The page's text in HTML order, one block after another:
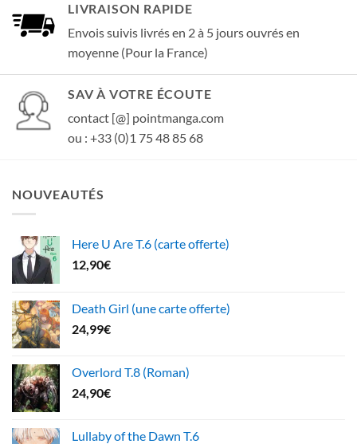
LIVRAISON RAPIDE
Envois suivis livrés en 2 à 5 jours ouvrés en
moyenne (Pour la France)
SAV À VOTRE ÉCOUTE
contact [@] pointmanga.com
ou : +33 (0)1 75 48 85 68
NOUVEAUTÉS
Here U Are T.6 (carte offerte)
12,90€
Death Girl (une carte offerte)
24,99€
Overlord T.8 (Roman)
24,90€
Lullaby of the Dawn T.6